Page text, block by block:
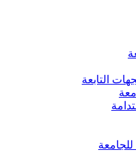
التابعة
للجامعة